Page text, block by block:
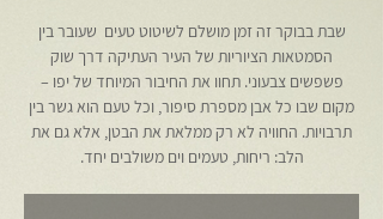
שבת בבוקר זה זמן מושלם לשיטוט טעים שעובר בין
הסמטאות הציוריות של העיר העתיקה דרך שוק
פשפשים צבעוני. תחוו את החיבור המיוחד של יפו –
מקום שבו כל אבן מספרת סיפור, וכל טעם הוא גשר בין
תרבויות. החוויה לא רק ממלאת את הבטן, אלא גם את
הלב: ריחות, טעמים וים משולבים יחד.